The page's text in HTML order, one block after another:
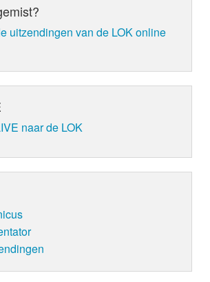
uit­zen­din­gen van de LOK online
naar de LOK